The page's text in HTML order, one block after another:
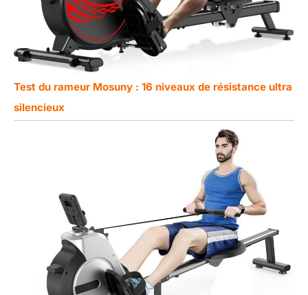
Test du rameur Mosuny : 16 niveaux de résistance ultra
silencieux